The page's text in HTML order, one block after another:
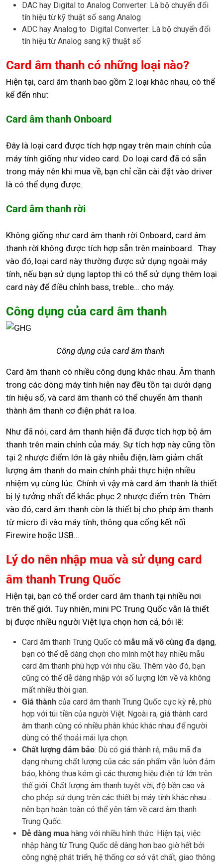
DAC hay Digital to Analog Converter: Là bộ chuyển đổi
tín hiệu từ kỹ thuật số sang Analog
ADC hay Analog to Digital Converter: Là bộ chuyển đổi
tín hiệu từ Analog sang kỹ thuật số
Card âm thanh có những loại nào?
Hiện tại, card âm thanh bao gồm 2 loại khác nhau, có thể
kể đến như:
Card âm thanh Onboard
Đây là loại card được tích hợp ngay trên main chính của
máy tính giống như video card. Do loại card đã có sẵn
trong máy nên khi mua về, bạn chỉ cần cài đặt vào driver
là có thể dụng được.
Card âm thanh rời
Không giống như card âm thanh rời Onboard, card âm
thanh rời không được tích hợp sẵn trên mainboard. Thay
vào đó, loại card này thường được sử dụng ngoài máy
tính, nếu bạn sử dụng laptop thì có thể sử dụng thêm loại
card này để điều chỉnh bass, treble… cho máy.
Công dụng của card âm thanh
Công dụng của card âm thanh
Card âm thanh có nhiều công dụng khác nhau. Âm thanh
trong các dòng máy tính hiện nay đều tồn tại dưới dạng
tín hiệu số, và card âm thanh có thể chuyển âm thanh
thành âm thanh cơ điện phát ra loa.
Như đã nói, card âm thanh hiện đã được tích hợp bộ âm
thanh trên main chính của máy. Sự tích hợp này cũng tồn
tại 2 nhược điểm lớn là gây nhiễu điện, làm giảm chất
lượng âm thanh do main chính phải thực hiện nhiều
nhiệm vụ cùng lúc. Chính vì vậy mà card âm thanh là thiết
bị lý tưởng nhất để khắc phục 2 nhược điểm trên. Thêm
vào đó, card âm thanh còn là thiết bị cho phép âm thanh
từ micro đi vào máy tính, thông qua cổng kết nối
Firewire hoặc USB…
Lý do nên nhập mua và sử dụng card
âm thanh Trung Quốc
Hiện tại, bạn có thể order card âm thanh tại nhiều nơi
trên thế giới. Tuy nhiên, mini PC Trung Quốc vẫn là thiết
bị được nhiều người Việt lựa chọn hơn cả, bởi lẽ:
Card âm thanh Trung Quốc có mẫu mã vô cùng đa dạng,
bạn có thể dễ dàng chọn cho mình một hay nhiều mẫu
card âm thanh phù hợp với nhu cầu. Thêm vào đó, bạn
cũng có thể dễ dàng nhập với số lượng lớn về và không
mất nhiều thời gian.
Giá thành của card âm thanh Trung Quốc cực kỳ rẻ, phù
hợp với túi tiền của người Việt. Ngoài ra, giá thành card
âm thanh cũng có nhiều phân khúc khác nhau để người
dùng có thể thoải mái lựa chọn.
Chất lượng đảm bảo: Dù có giá thành rẻ, mẫu mã đa
dạng nhưng chất lượng của các sản phẩm vẫn luôn đảm
bảo, không thua kém gì các thương hiệu điện tử lớn trên
thế giới. Chất lượng âm thanh tuyệt vời, độ bền cao và
cho phép sử dụng trên các thiết bị máy tính khác nhau…
nên bạn hoàn toàn có thể yên tâm về card âm thanh
Trung Quốc.
Dễ dàng mua hàng với nhiều hình thức: Hiện tại, việc
nhập hàng từ Trung Quốc dễ dàng hơn bao giờ hết bởi
công nghệ phát triển, hệ thống cơ sở vật chất, giao thông